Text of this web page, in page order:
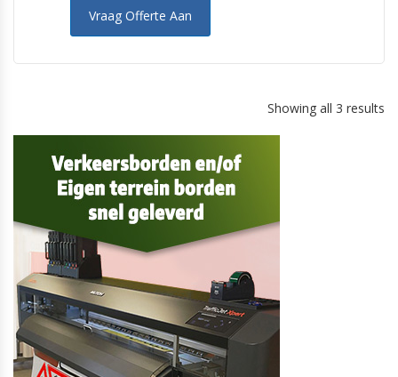
Vraag Offerte Aan
Showing all 3 results